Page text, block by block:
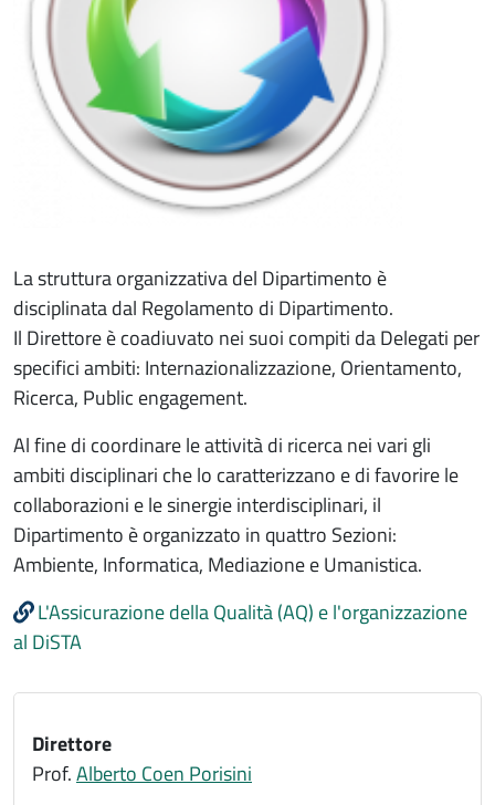
La struttura organizzativa del Dipartimento è
disciplinata dal Regolamento di Dipartimento.
Il Direttore è coadiuvato nei suoi compiti da Delegati per
specifici ambiti: Internazionalizzazione, Orientamento,
Ricerca, Public engagement.
Al fine di coordinare le attività di ricerca nei vari gli
ambiti disciplinari che lo caratterizzano e di favorire le
collaborazioni e le sinergie interdisciplinari, il
Dipartimento è organizzato in quattro Sezioni:
Ambiente, Informatica, Mediazione e Umanistica.
L'Assicurazione della Qualità (AQ) e l'organizzazione
al DiSTA
Direttore
Prof.Alberto Coen Porisini